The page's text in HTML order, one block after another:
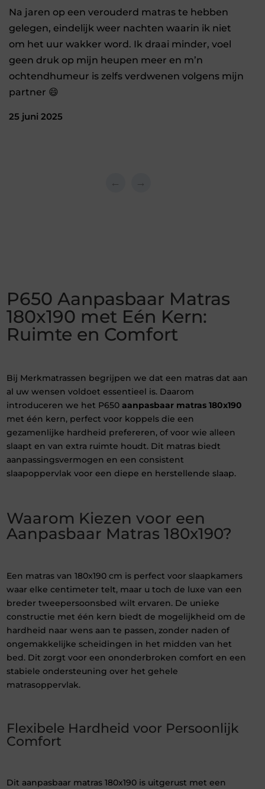
Na jaren op een verouderd matras te hebben
gelegen, eindelijk weer nachten waarin ik niet
om het uur wakker word. Ik draai minder, voel
geen druk op mijn heupen meer en m’n
ochtendhumeur is zelfs verdwenen volgens mijn
partner 😄
25 juni 2025
← →
P650 Aanpasbaar Matras
180x190 met Eén Kern:
Ruimte en Comfort
Bij Merkmatrassen begrijpen we dat een matras dat aan
al uw wensen voldoet essentieel is. Daarom
introduceren we het P650 aanpasbaar matras 180x190
met één kern, perfect voor koppels die een
gezamenlijke hardheid prefereren, of voor wie alleen
slaapt en van extra ruimte houdt. Dit matras biedt
aanpassingsvermogen en een consistent
slaapoppervlak voor een diepe en herstellende slaap.
Waarom Kiezen voor een
Aanpasbaar Matras 180x190?
Een matras van 180x190 cm is perfect voor slaapkamers
waar elke centimeter telt, maar u toch de luxe van een
breder tweepersoonsbed wilt ervaren. De unieke
constructie met één kern biedt de mogelijkheid om de
hardheid naar wens aan te passen, zonder naden of
ongemakkelijke scheidingen in het midden van het
bed. Dit zorgt voor een ononderbroken comfort en een
stabiele ondersteuning over het gehele
matrasoppervlak.
Flexibele Hardheid voor Persoonlijk
Comfort
Dit aanpasbaar matras 180x190 is uitgerust met een